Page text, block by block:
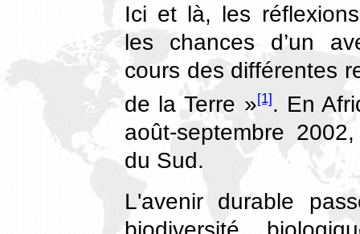
Ici et là, les
les chances d’un
cours des différentes
de la Terre »[1]. En
août-septembre
du Sud.
L'avenir durable